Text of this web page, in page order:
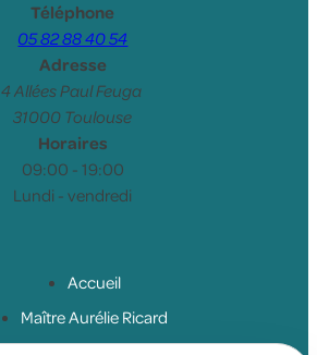
Téléphone
05 82 88 40 54
Adresse
4 Allées Paul Feuga
31000 Toulouse
Horaires
09:00 - 19:00
Lundi - vendredi
Accueil
Maître Aurélie Ricard